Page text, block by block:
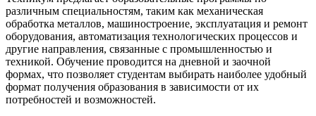
различным специальностям, таким как механическая
обработка металлов, машиностроение, эксплуатация и ремонт
оборудования, автоматизация технологических процессов и
другие направления, связанные с промышленностью и
техникой. Обучение проводится на дневной и заочной
формах, что позволяет студентам выбирать наиболее удобный
формат получения образования в зависимости от их
потребностей и возможностей.